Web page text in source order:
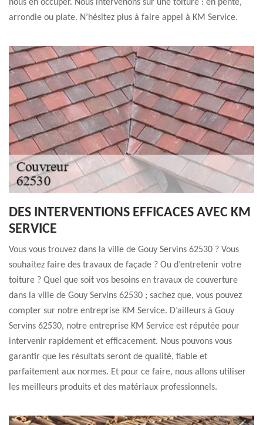
nous en occuper. Nous intervenons sur une toiture : en pente,
arrondie ou plate. N’hésitez plus à faire appel à KM Service.
DES INTERVENTIONS EFFICACES AVEC KM
SERVICE
Vous vous trouvez dans la ville de Gouy Servins 62530 ? Vous
souhaitez faire des travaux de façade ? Ou d’entretenir votre
toiture ? Quel que soit vos besoins en travaux de couverture
dans la ville de Gouy Servins 62530 ; sachez que, vous pouvez
compter sur notre entreprise KM Service. D’ailleurs à Gouy
Servins 62530, notre entreprise KM Service est réputée pour
intervenir rapidement et efficacement. Nous pouvons vous
garantir que les résultats seront de qualité, fiable et
parfaitement aux normes. Et pour ce faire, nous allons utiliser
les meilleurs produits et des matériaux professionnels.